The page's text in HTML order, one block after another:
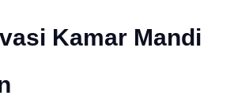
Kamar Mandi